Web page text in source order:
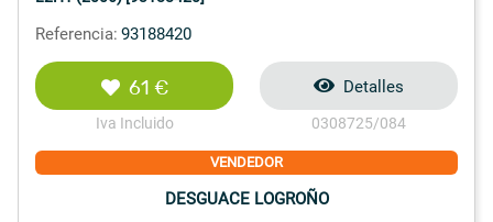
Referencia: 93188420
61 €
Iva Incluido
Detalles
0308725/084
VENDEDOR
DESGUACE LOGROÑO